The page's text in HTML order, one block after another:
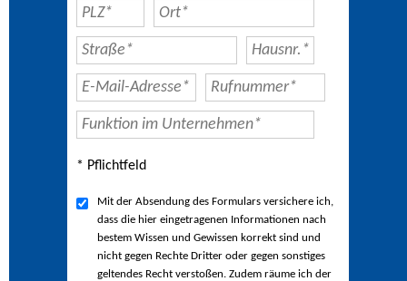
* Pflichtfeld
Mit der Absendung des Formulars versichere ich,
dass die hier eingetragenen Informationen nach
bestem Wissen und Gewissen korrekt sind und
nicht gegen Rechte Dritter oder gegen sonstiges
geltendes Recht verstoßen. Zudem räume ich der